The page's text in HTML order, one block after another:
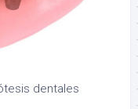
dentales